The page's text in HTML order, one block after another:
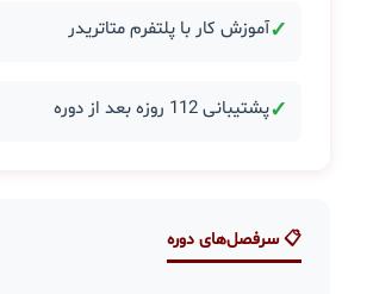
✓آموزش کار با پلتفرم متاتریدر
✓پشتیبانی 112 روزه بعد از دوره
📋 سرفصل‌های دوره